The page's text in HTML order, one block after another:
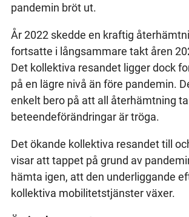
pandemin bröt ut.
År 2022 skedde en kraftig
fortsatte i långsammare takt åren
Det kollektiva resandet ligger dock
på en lägre nivå än före pandemin.
enkelt bero på att all återhämtning
beteendeförändringar är tröga.
Det ökande kollektiva resandet till
visar att tappet på grund av
hämta igen, att den underliggande
kollektiva mobilitetstjänster växer.